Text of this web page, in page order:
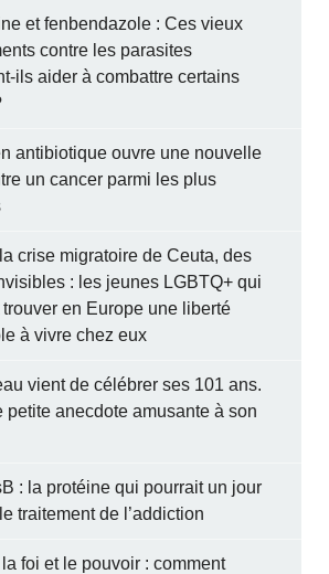
et fenbendazole : Ces vieux
contre les parasites
ils aider à combattre certains
antibiotique ouvre une nouvelle
un cancer parmi les plus
crise migratoire de Ceuta, des
: les jeunes LGBTQ+ qui
en Europe une liberté
à vivre chez eux
vient de célébrer ses 101 ans.
petite anecdote amusante à son
: la protéine qui pourrait un jour
traitement de l’addiction
la foi et le pouvoir : comment